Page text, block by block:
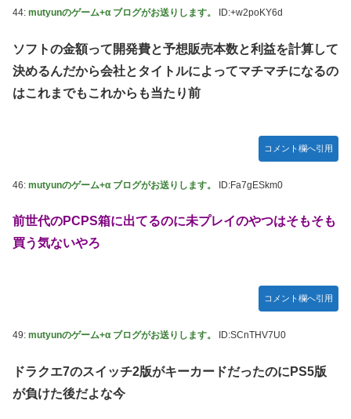
44: mutyunのゲーム+α ブログがお送りします。 ID:+w2poKY6d
ソフトの金額って開発費と予想販売本数と利益を計算して
決めるんだから会社とタイトルによってマチマチになるの
はこれまでもこれからも当たり前
コメント欄へ引用
46: mutyunのゲーム+α ブログがお送りします。 ID:Fa7gESkm0
前世代のPCPS箱に出てるのに未プレイのやつはそもそも
買う気ないやろ
コメント欄へ引用
49: mutyunのゲーム+α ブログがお送りします。 ID:SCnTHV7U0
ドラクエ7のスイッチ2版がキーカードだったのにPS5版
が負けた後だよな今